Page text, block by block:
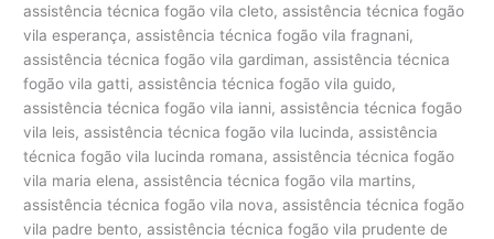
assistência técnica fogão vila cleto, assistência técnica fogão
vila esperança, assistência técnica fogão vila fragnani,
assistência técnica fogão vila gardiman, assistência técnica
fogão vila gatti, assistência técnica fogão vila guido,
assistência técnica fogão vila ianni, assistência técnica fogão
vila leis, assistência técnica fogão vila lucinda, assistência
técnica fogão vila lucinda romana, assistência técnica fogão
vila maria elena, assistência técnica fogão vila martins,
assistência técnica fogão vila nova, assistência técnica fogão
vila padre bento, assistência técnica fogão vila prudente de